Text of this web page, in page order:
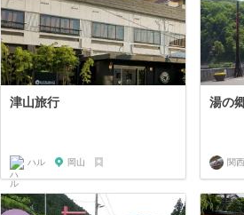
津山旅行
ハル 岡山
湯の